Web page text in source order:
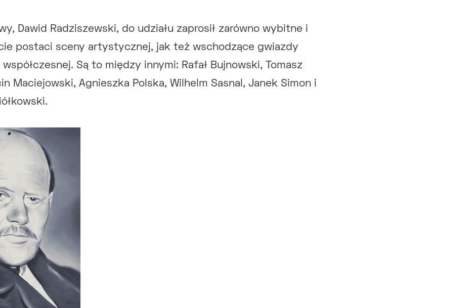
Dawid Radziszewski, do udziału zaprosił zarówno wybitne i
postaci sceny artystycznej, jak też wschodzące gwiazdy
Są to między innymi: Rafał Bujnowski, Tomasz
Maciejowski, Agnieszka Polska, Wilhelm Sasnal, Janek Simon i